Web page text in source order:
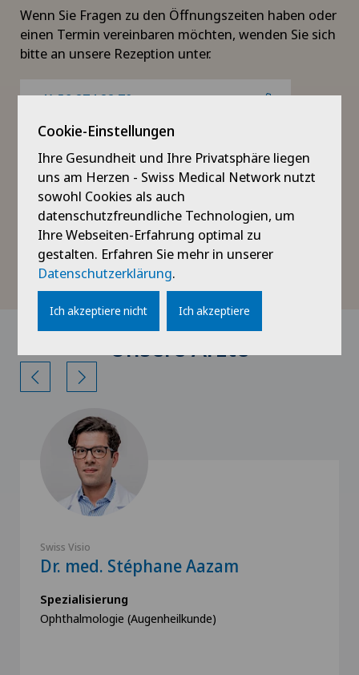
Wenn Sie Fragen zu den Öffnungszeiten haben oder
einen Termin vereinbaren möchten, wenden Sie sich
bitte an unsere Rezeption unter.
+41 58 274 22 70
saintimier@swissvisio.net
Adresse
Rue du Dr-Schwab 8
2610 St.-Imier
Unsere Ärzte
Swiss Visio
Dr. med. Stéphane Aazam
Spezialisierung
Ophthalmologie (Augenheilkunde)
Cookie-Einstellungen
Ihre Gesundheit und Ihre Privatsphäre liegen
uns am Herzen - Swiss Medical Network nutzt
sowohl Cookies als auch
datenschutzfreundliche Technologien, um
Ihre Webseiten-Erfahrung optimal zu
gestalten. Erfahren Sie mehr in unserer
Datenschutzerklärung.
Ich akzeptiere nicht Ich akzeptiere